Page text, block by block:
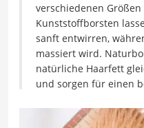
verschiedenen
Kunststoffborsten
sanft entwirren,
massiert wird.
natürliche Haarfett
und sorgen für einen